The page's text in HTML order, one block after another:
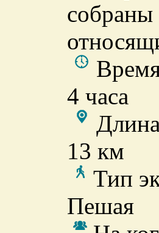
собраны
4 часа
13 км
Тип
Пешая